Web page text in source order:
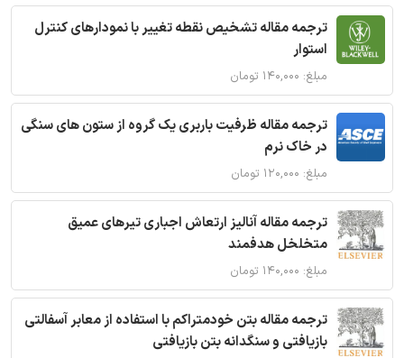
ترجمه مقاله تشخیص نقطه تغییر با نمودارهای کنترل
استوار
مبلغ: ۱۴۰,۰۰۰ تومان
ترجمه مقاله ظرفیت باربری یک گروه از ستون های سنگی
در خاک نرم
مبلغ: ۱۲۰,۰۰۰ تومان
ترجمه مقاله آنالیز ارتعاش اجباری تیرهای عمیق
متخلخل هدفمند
مبلغ: ۱۴۰,۰۰۰ تومان
ترجمه مقاله بتن خودمتراکم با استفاده از معابر آسفالتی
بازیافتی و سنگدانه بتن بازیافتی